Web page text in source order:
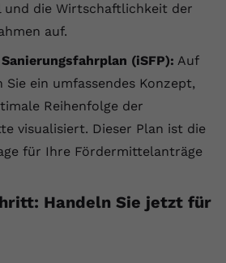
und die Wirtschaftlichkeit der
auf.
(iSFP): Auf
Sie ein umfassendes Konzept,
Reihenfolge der
visualisiert. Dieser Plan ist die
für Ihre Fördermittelanträge
Handeln Sie jetzt für
setzt diesen Cookie, um die
des Nutzers zu
verwendet.